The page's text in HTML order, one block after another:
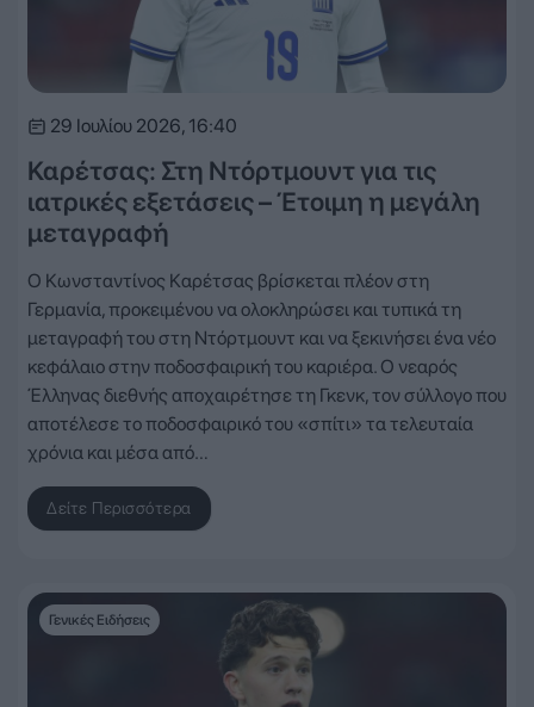
29 Ιουλίου 2026, 16:40
Καρέτσας: Στη Ντόρτμουντ για τις
ιατρικές εξετάσεις – Έτοιμη η μεγάλη
μεταγραφή
Ο Κωνσταντίνος Καρέτσας βρίσκεται πλέον στη
Γερμανία, προκειμένου να ολοκληρώσει και τυπικά τη
μεταγραφή του στη Ντόρτμουντ και να ξεκινήσει ένα νέο
κεφάλαιο στην ποδοσφαιρική του καριέρα. Ο νεαρός
Έλληνας διεθνής αποχαιρέτησε τη Γκενκ, τον σύλλογο που
αποτέλεσε το ποδοσφαιρικό του «σπίτι» τα τελευταία
χρόνια και μέσα από…
Δείτε Περισσότερα
Γενικές Ειδήσεις